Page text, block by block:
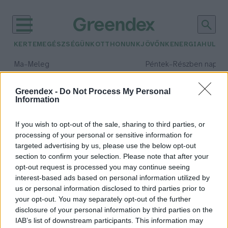
Greendex - Do Not Process My Personal
Information
If you wish to opt-out of the sale, sharing to third parties, or
processing of your personal or sensitive information for
targeted advertising by us, please use the below opt-out
section to confirm your selection. Please note that after your
opt-out request is processed you may continue seeing
interest-based ads based on personal information utilized by
us or personal information disclosed to third parties prior to
your opt-out. You may separately opt-out of the further
disclosure of your personal information by third parties on the
IAB’s list of downstream participants. This information may
KERTEM EGÉSZSÉGÜNK OTTHONUNKJÖVŐNK ENERGIA
Ma– Meleg
Max 39° / Min 25°
Péntek– Részben
Max 33° / Min 21°
Csapadék: 55% (1 mm)Szél:
időjárási adatok:
slow fashion
„A természet csodájának mi is a
részei vagyunk, így ehhez méltóan
igyekszünk végezni
tevékenységeinket.”
Pauer Krisztina